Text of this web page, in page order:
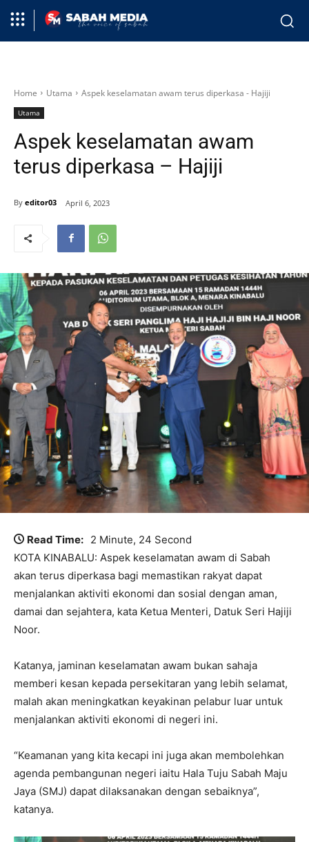
Home Utama Aspek keselamatan awam terus diperkasa - Hajiji
Utama
Aspek keselamatan awam
terus diperkasa – Hajiji
By editor03 April 6, 2023
Read Time: 2 Minute, 24 Second
KOTA KINABALU: Aspek keselamatan awam di Sabah
akan terus diperkasa bagi memastikan rakyat dapat
menjalankan aktiviti ekonomi dan sosial dengan aman,
damai dan sejahtera, kata Ketua Menteri, Datuk Seri Hajiji
Noor.
Katanya, jaminan keselamatan awam bukan sahaja
memberi kesan kepada persekitaran yang lebih selamat,
malah akan meningkatkan keyakinan pelabur luar untuk
menjalankan aktiviti ekonomi di negeri ini.
“Keamanan yang kita kecapi ini juga akan membolehkan
agenda pembangunan negeri iaitu Hala Tuju Sabah Maju
Jaya (SMJ) dapat dilaksanakan dengan sebaiknya”,
katanya.